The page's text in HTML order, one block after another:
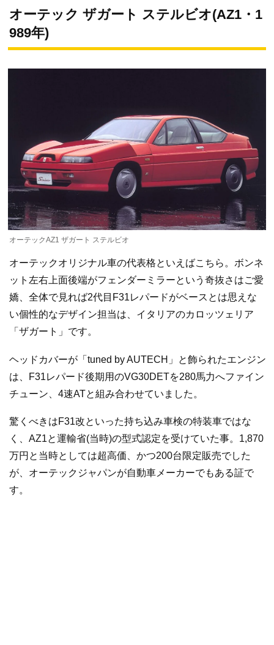
オーテック ザガート ステルビオ(AZ1・1
989年)
オーテックAZ1 ザガート ステルビオ
オーテックオリジナル車の代表格といえばこちら。ボンネ
ット左右上面後端がフェンダーミラーという奇抜さはご愛
嬌、全体で見れば2代目F31レパードがベースとは思えな
い個性的なデザイン担当は、イタリアのカロッツェリア
「ザガート」です。
ヘッドカバーが「tuned by AUTECH」と飾られたエンジン
は、F31レパード後期用のVG30DETを280馬力へファイン
チューン、4速ATと組み合わせていました。
驚くべきはF31改といった持ち込み車検の特装車ではな
く、AZ1と運輸省(当時)の型式認定を受けていた事。1,870
万円と当時としては超高価、かつ200台限定販売でした
が、オーテックジャパンが自動車メーカーでもある証で
す。